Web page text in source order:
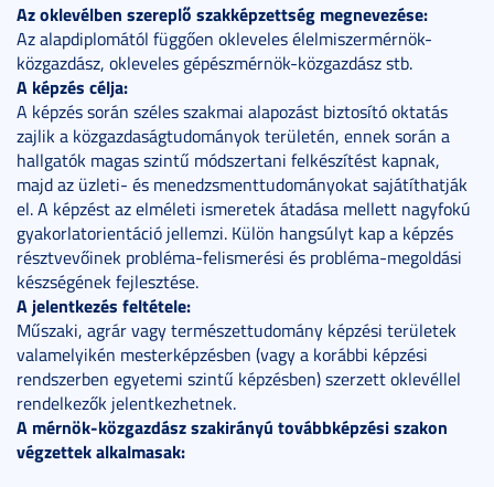
Az oklevélben szereplő szakképzettség megnevezése:
Az alapdiplomától függően okleveles élelmiszermérnök-
közgazdász, okleveles gépészmérnök-közgazdász stb.
A képzés célja:
A képzés során széles szakmai alapozást biztosító oktatás
zajlik a közgazdaságtudományok területén, ennek során a
hallgatók magas szintű módszertani felkészítést kapnak,
majd az üzleti- és menedzsmenttudományokat sajátíthatják
el. A képzést az elméleti ismeretek átadása mellett nagyfokú
gyakorlatorientáció jellemzi. Külön hangsúlyt kap a képzés
résztvevőinek probléma-felismerési és probléma-megoldási
készségének fejlesztése.
A jelentkezés feltétele:
Műszaki, agrár vagy természettudomány képzési területek
valamelyikén mesterképzésben (vagy a korábbi képzési
rendszerben egyetemi szintű képzésben) szerzett oklevéllel
rendelkezők jelentkezhetnek.
A mérnök-közgazdász szakirányú továbbképzési szakon
végzettek alkalmasak: